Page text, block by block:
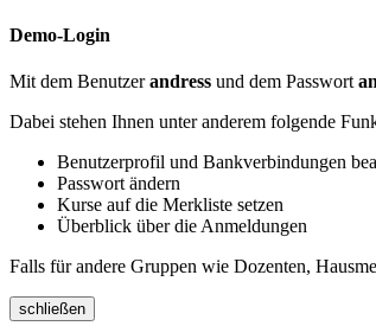
Demo-Login
Mit dem Benutzerandress und dem Passwort
Dabei stehen Ihnen unter anderem folgende
Benutzerprofil und Bankverbindungen
Passwort ändern
Kurse auf die Merkliste setzen
Überblick über die Anmeldungen
Falls für andere Gruppen wie Dozenten,
schließen